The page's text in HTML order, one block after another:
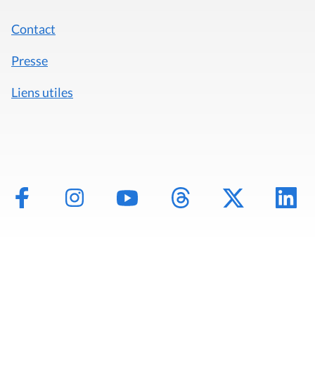
Contact
Presse
Liens utiles